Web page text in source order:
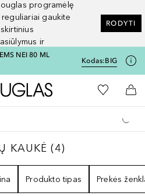
programėlę
reguliariai gaukite
ir
RODYTI
NEI 80 ML
Kodas:BIG
Į Douglas pagrindinį
Į mano
Į
KAUKĖ4
KAUKĖ (4)
Produkto tipas Prekės